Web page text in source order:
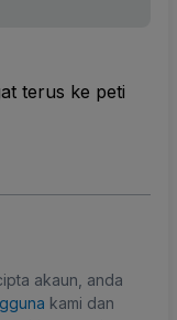
terus ke peti
akaun, anda
kami dan